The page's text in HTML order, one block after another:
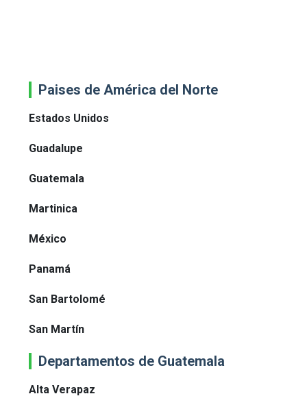
Paises de América del Norte
Estados Unidos
Guadalupe
Guatemala
Martinica
México
Panamá
San Bartolomé
San Martín
Departamentos de Guatemala
Alta Verapaz